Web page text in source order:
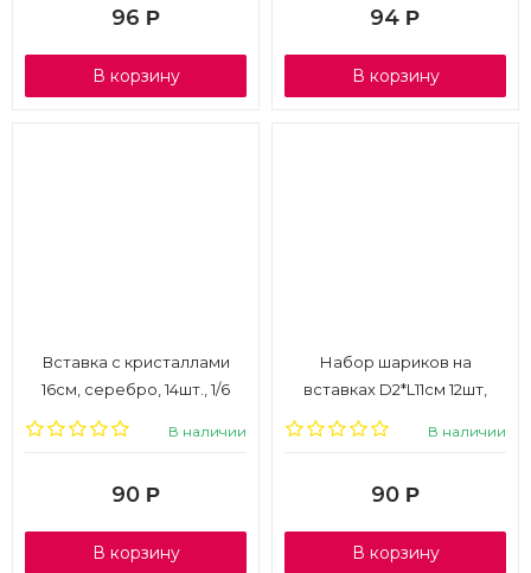
96 Р
В корзину
94 Р
В корзину
Вставка с кристаллами
16см, серебро, 14шт., 1/6
В наличии
90 Р
В корзину
Набор шариков на
вставках D2*L11см 12шт,
белый, 1/6
В наличии
90 Р
В корзину